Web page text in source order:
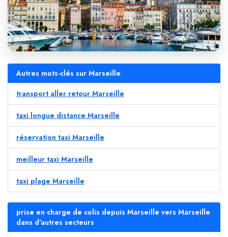
Autres mots-clés sur Marseille
transport aller retour Marseille
taxi longue distance Marseille
réservation taxi Marseille
meilleur taxi Marseille
taxi plage Marseille
prise en charge de colis depuis Marseille vers Marseille
dans d'autres secteurs